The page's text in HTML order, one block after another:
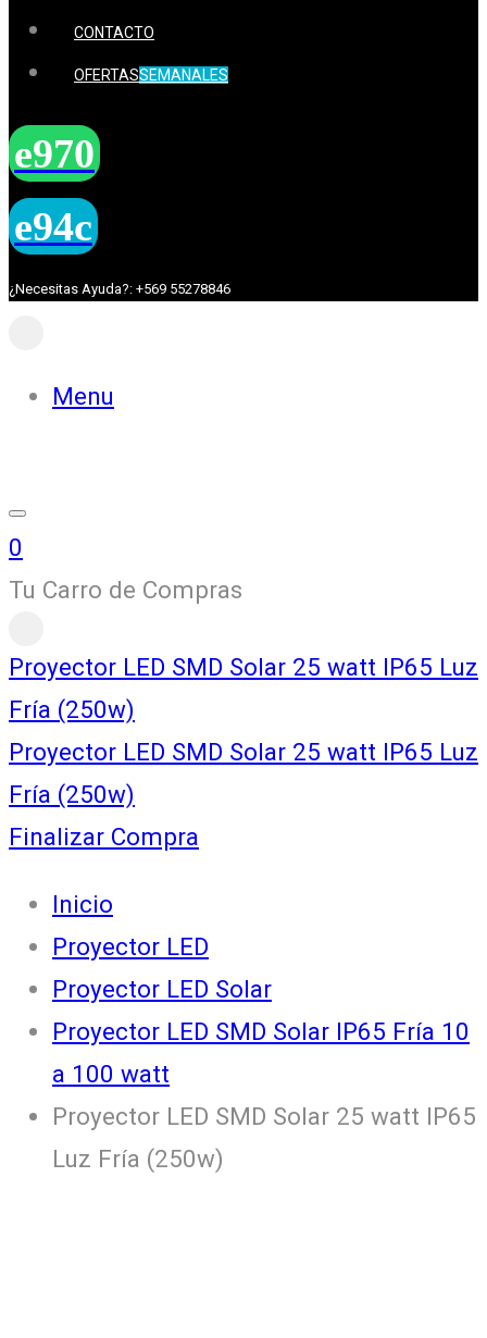
CONTACTO
OFERTASSEMANALES
¿Necesitas Ayuda?: +569 55278846
Menu
0
Tu Carro de Compras
Proyector LED SMD Solar 25 watt IP65 Luz
Fría (250w)
Proyector LED SMD Solar 25 watt IP65 Luz
Fría (250w)
Finalizar Compra
Inicio
Proyector LED
Proyector LED Solar
Proyector LED SMD Solar IP65 Fría 10
a 100 watt
Proyector LED SMD Solar 25 watt IP65
Luz Fría (250w)